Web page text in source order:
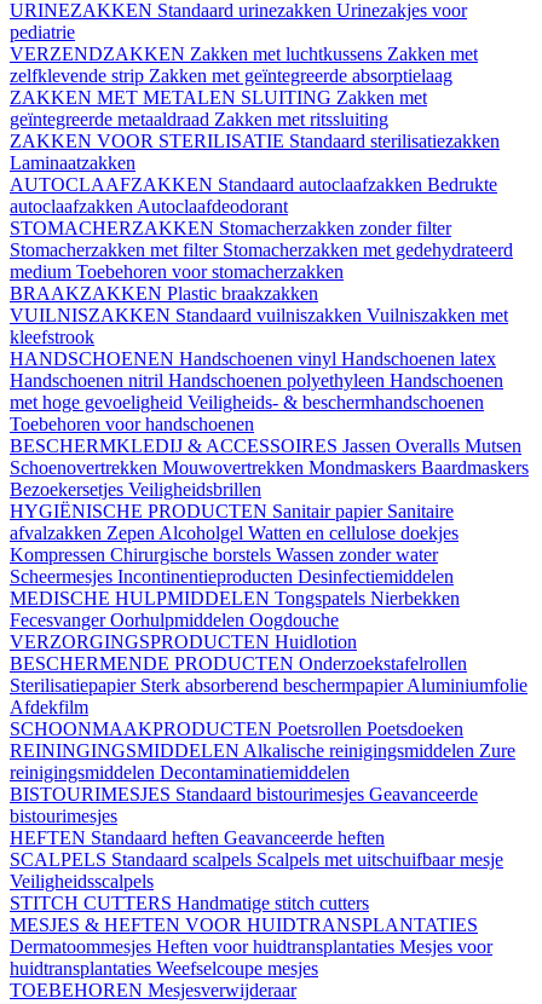
URINEZAKKEN Standaard urinezakken Urinezakjes voor
pediatrie
VERZENDZAKKEN Zakken met luchtkussens Zakken met
zelfklevende strip Zakken met geïntegreerde absorptielaag
ZAKKEN MET METALEN SLUITING Zakken met
geïntegreerde metaaldraad Zakken met ritssluiting
ZAKKEN VOOR STERILISATIE Standaard sterilisatiezakken
Laminaatzakken
AUTOCLAAFZAKKEN Standaard autoclaafzakken Bedrukte
autoclaafzakken Autoclaafdeodorant
STOMACHERZAKKEN Stomacherzakken zonder filter
Stomacherzakken met filter Stomacherzakken met gedehydrateerd
medium Toebehoren voor stomacherzakken
BRAAKZAKKEN Plastic braakzakken
VUILNISZAKKEN Standaard vuilniszakken Vuilniszakken met
kleefstrook
HANDSCHOENEN Handschoenen vinyl Handschoenen latex
Handschoenen nitril Handschoenen polyethyleen Handschoenen
met hoge gevoeligheid Veiligheids- & beschermhandschoenen
Toebehoren voor handschoenen
BESCHERMKLEDIJ & ACCESSOIRES Jassen Overalls Mutsen
Schoenovertrekken Mouwovertrekken Mondmaskers Baardmaskers
Bezoekersetjes Veiligheidsbrillen
HYGIËNISCHE PRODUCTEN Sanitair papier Sanitaire
afvalzakken Zepen Alcoholgel Watten en cellulose doekjes
Kompressen Chirurgische borstels Wassen zonder water
Scheermesjes Incontinentieproducten Desinfectiemiddelen
MEDISCHE HULPMIDDELEN Tongspatels Nierbekken
FecesvangerOorhulpmiddelen Oogdouche
VERZORGINGSPRODUCTEN Huidlotion
BESCHERMENDE PRODUCTEN Onderzoekstafelrollen
Sterilisatiepapier Sterk absorberend beschermpapierAluminiumfolie
Afdekfilm
SCHOONMAAKPRODUCTEN Poetsrollen Poetsdoeken
REININGINGSMIDDELEN Alkalische reinigingsmiddelen Zure
reinigingsmiddelen Decontaminatiemiddelen
BISTOURIMESJES Standaard bistourimesjes Geavanceerde
bistourimesjes
HEFTEN Standaard heften Geavanceerde heften
SCALPELS Standaard scalpels Scalpels met uitschuifbaar mesje
Veiligheidsscalpels
STITCH CUTTERS Handmatige stitch cutters
MESJES & HEFTEN VOOR HUIDTRANSPLANTATIES
Dermatoommesjes Heften voor huidtransplantaties Mesjes voor
huidtransplantaties Weefselcoupe mesjes
TOEBEHOREN Mesjesverwijderaar